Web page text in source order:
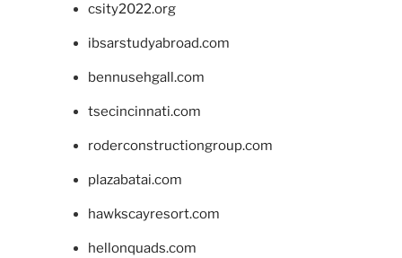
csity2022.org
ibsarstudyabroad.com
bennusehgall.com
tsecincinnati.com
roderconstructiongroup.com
plazabatai.com
hawkscayresort.com
hellonquads.com